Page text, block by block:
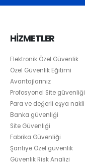
HİZMETLER
Elektronik Özel Güvenlik
Özel Güvenlik Eğitimi
Avantajlarınız
Profosyonel Site güvenliği
Para ve değerli eşya nakli
Banka güvenliği
Site Güvenliği
Fabrika Güvenliği
Şantiye Özel güvenlik
Güvenlik Risk Analizi